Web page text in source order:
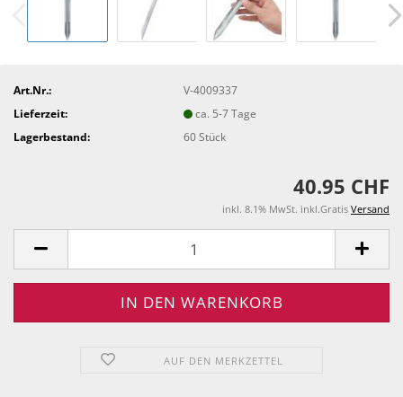
Art.Nr.:
V-4009337
Lieferzeit:
ca. 5-7 Tage
Lagerbestand:
60Stück
40.95 CHF
inkl. 8.1% MwSt. inkl.Gratis Versand
AUF DEN MERKZETTEL